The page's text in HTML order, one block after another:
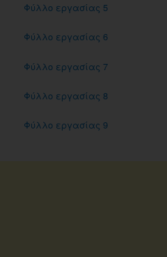
Φύλλο εργασίας 5
Φύλλο εργασίας 6
Φύλλο εργασίας 7
Φύλλο εργασίας 8
Φύλλο εργασίας 9